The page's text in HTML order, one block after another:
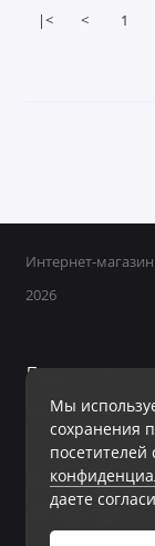
|< < 1
Мы
сохранения
посетителей
даете
Интернет-
2026
Поддержка
+7 950 800-40-09
Ежедневно с
Мы в сети